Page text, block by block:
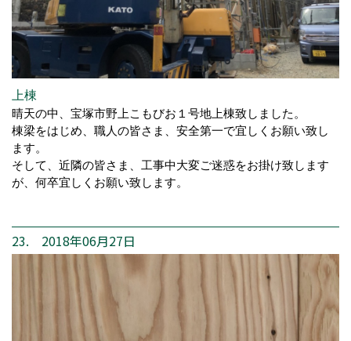
上棟
晴天の中、宝塚市野上こもびお１号地上棟致しました。
棟梁をはじめ、職人の皆さま、安全第一で宜しくお願い致し
ます。
そして、近隣の皆さま、工事中大変ご迷惑をお掛け致します
が、何卒宜しくお願い致します。
23. 2018年06月27日